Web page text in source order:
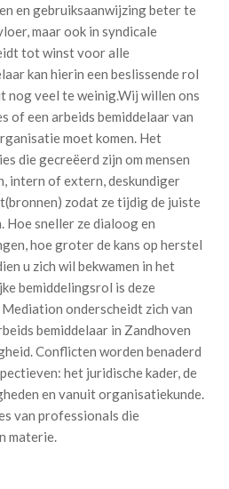
en gebruiksaanwijzing beter te
maar ook in syndicale
tot winst voor alle
kan hierin een beslissende rol
nog veel te weinig.Wij willen ons
of een arbeids bemiddelaar van
moet komen. Het
die gecreëerd zijn om mensen
intern of extern, deskundiger
zodat ze tijdig de juiste
Hoe sneller ze dialoog en
hoe groter de kans op herstel
u zich wil bekwamen in het
bemiddelingsrol is deze
onderscheidt zich van
bemiddelaar in Zandhoven
Conflicten worden benaderd
het juridische kader, de
en vanuit organisatiekunde.
van professionals die
materie.